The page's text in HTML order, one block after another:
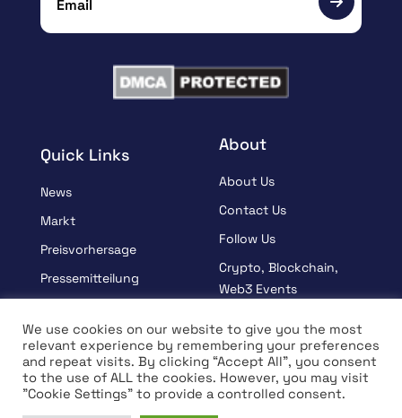
Quick Links
News
Markt
Preisvorhersage
Pressemitteilung
Lernen
Interview
About
About Us
Contact Us
Follow Us
Crypto, Blockchain,
Web3 Events
Terms And Condition
Privacy Policy
We use cookies on our website to give you the most
relevant experience by remembering your preferences
and repeat visits. By clicking “Accept All”, you consent
to the use of ALL the cookies. However, you may visit
"Cookie Settings" to provide a controlled consent.